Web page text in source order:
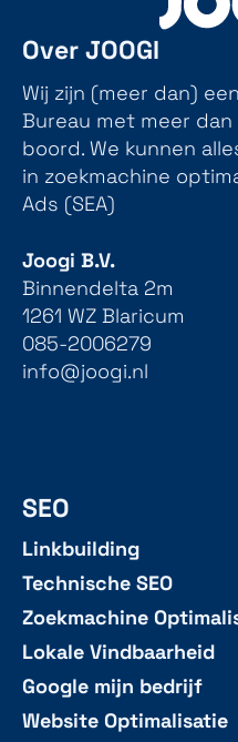
Over JOOGI
Wij zijn (meer dan)
Bureau met meer dan
boord. We kunnen
in zoekmachine
Ads (SEA)
Joogi B.V.
Binnendelta 2m
1261 WZ Blaricum
085-2006279
info@joogi.nl
SEO
Linkbuilding
Technische SEO
Zoekmachine
Lokale Vindbaarheid
Google mijn bedrijf
Website Optimalisatie